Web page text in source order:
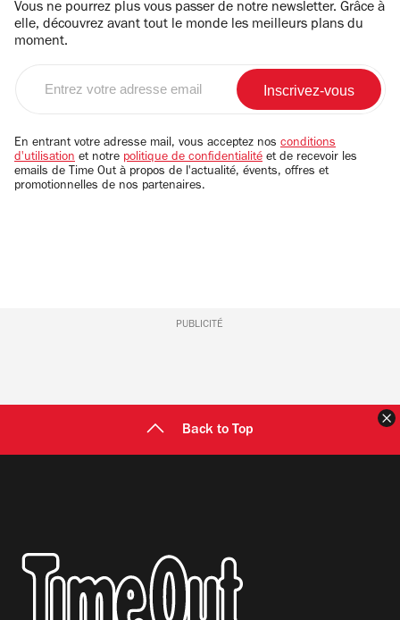
Vous ne pourrez plus vous passer de notre newsletter. Grâce à
elle, découvrez avant tout le monde les meilleurs plans du
moment.
email
En entrant votre adresse mail, vous acceptez nos conditions
d'utilisation et notre politique de confidentialité et de recevoir les
emails de Time Out à propos de l'actualité, évents, offres et
promotionnelles de nos partenaires.
PUBLICITÉ
Back to Top